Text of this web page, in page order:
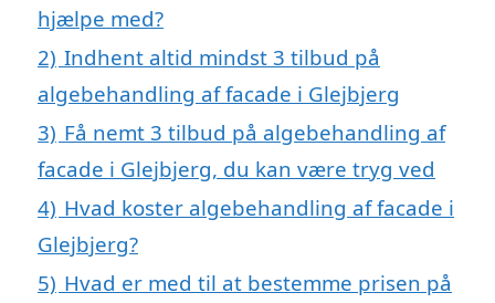
hjælpe med?
2) Indhent altid mindst 3 tilbud på
algebehandling af facade i Glejbjerg
3) Få nemt 3 tilbud på algebehandling af
facade i Glejbjerg, du kan være tryg ved
4) Hvad koster algebehandling af facade i
Glejbjerg?
5) Hvad er med til at bestemme prisen på